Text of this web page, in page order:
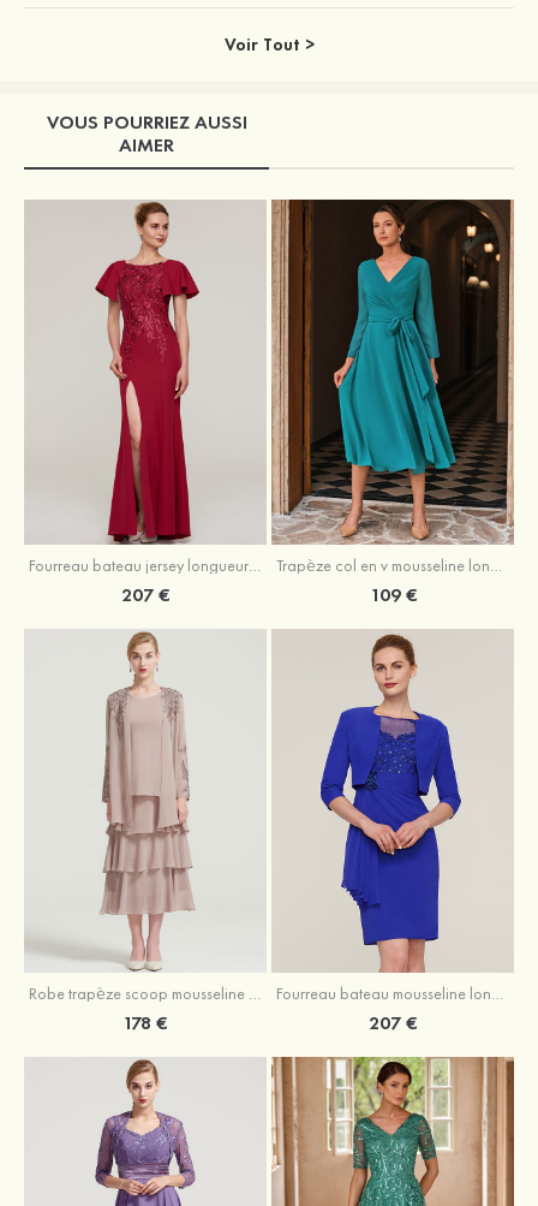
Voir Tout >
VOUS POURRIEZ AUSSI
AIMER
207 € 109 €
Robe trapèze scoop mousseline longueur mollet robe de mère de la mariée avec appliqué volants veste
178 €
Fourreau bateau mousseline longueur genou robe de mère de la mariée avec appliqué perle plissé veste
207 €